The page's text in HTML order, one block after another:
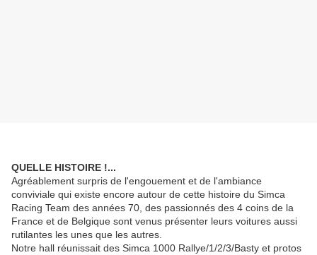
QUELLE HISTOIRE !...
Agréablement surpris de l'engouement et de l'ambiance
conviviale qui existe encore autour de cette histoire du Simca
Racing Team des années 70, des passionnés des 4 coins de la
France et de Belgique sont venus présenter leurs voitures aussi
rutilantes les unes que les autres.
Notre hall réunissait des Simca 1000 Rallye/1/2/3/Basty et protos